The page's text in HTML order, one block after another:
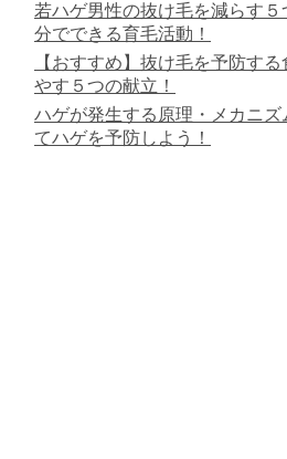
若ハゲ男性の抜け毛を減らす５
分でできる育毛活動！
【おすすめ】抜け毛を予防す
やす５つの献立！
ハゲが発生する原理・メカニ
てハゲを予防しよう！